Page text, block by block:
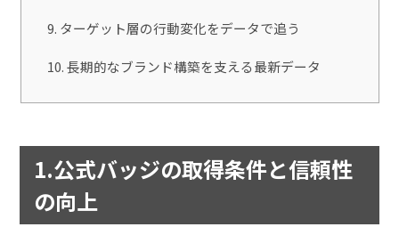
9. ターゲット層の行動変化をデータで追う
10. 長期的なブランド構築を支える最新データ
1.公式バッジの取得条件と信頼性
の向上